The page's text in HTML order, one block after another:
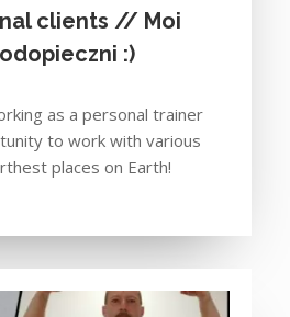
clients // Moi
:)
as a personal trainer
to work with various
places on Earth!